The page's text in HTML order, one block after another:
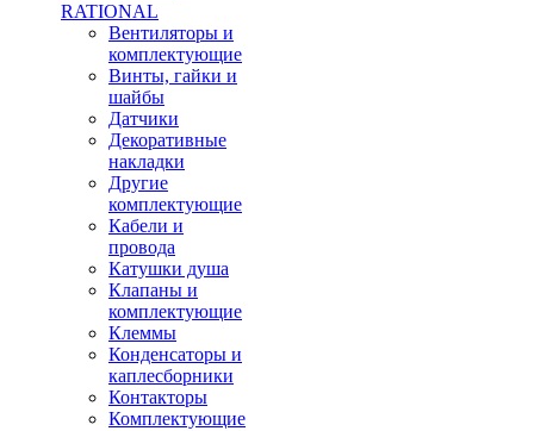
RATIONAL
Вентиляторы и
комплектующие
Винты, гайки и
шайбы
Датчики
Декоративные
накладки
Другие
комплектующие
Кабели и
провода
Катушки душа
Клапаны и
комплектующие
Клеммы
Конденсаторы и
каплесборники
Контакторы
Комплектующие